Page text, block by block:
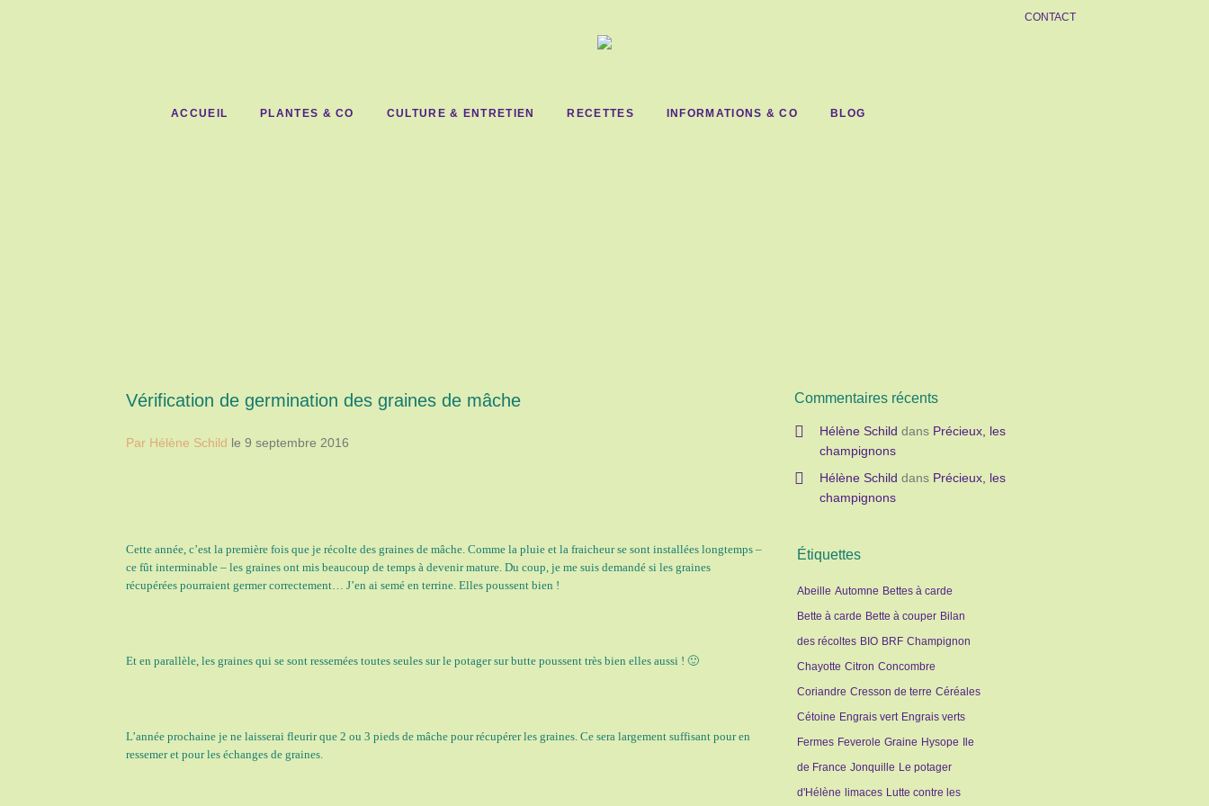
CONTACT
ACCUEIL PLANTES & CO CULTURE & ENTRETIEN RECETTES INFORMATIONS & CO BLOG
Vérification de germination des graines de mâche
Par Hélène Schild le 9 septembre 2016
Cette année, c’est la première fois que je récolte des graines de mâche. Comme la pluie et la fraicheur se sont installées longtemps –
ce fût interminable – les graines ont mis beaucoup de temps à devenir mature. Du coup, je me suis demandé si les graines
récupérées pourraient germer correctement… J’en ai semé en terrine. Elles poussent bien !
Et en parallèle, les graines qui se sont ressemées toutes seules sur le potager sur butte poussent très bien elles aussi ! 🙂
L’année prochaine je ne laisserai fleurir que 2 ou 3 pieds de mâche pour récupérer les graines. Ce sera largement suffisant pour en
ressemer et pour les échanges de graines.
Commentaires récents
Hélène Schild dans Précieux, les
champignons
Hélène Schild dans Précieux, les
champignons
Étiquettes
Abeille Automne Bettes à carde
Bette à carde Bette à couper Bilan
des récoltes BIO BRF Champignon
Chayotte Citron Concombre
Coriandre Cresson de terre Céréales
Cétoine Engrais vert Engrais verts
Fermes Feverole Graine Hysope
Ile
de France Jonquille Le potager
d'Hélène limaces Lutte contre les